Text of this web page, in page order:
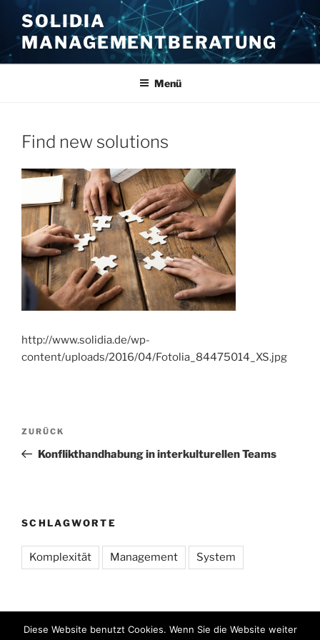
Inhalt
springen
SOLIDIA
MANAGEMENTBERATUNG
Menü
Find new solutions
http://www.solidia.de/wp-
content/uploads/2016/04/Fotolia_84475014_XS.jpg
Beitragsnavigation
Vorheriger
Beitrag
ZURÜCK
Konflikthandhabung in interkulturellen Teams
SCHLAGWORTE
Komplexität Management System
Diese Website benutzt Cookies. Wenn Sie die Website weiter